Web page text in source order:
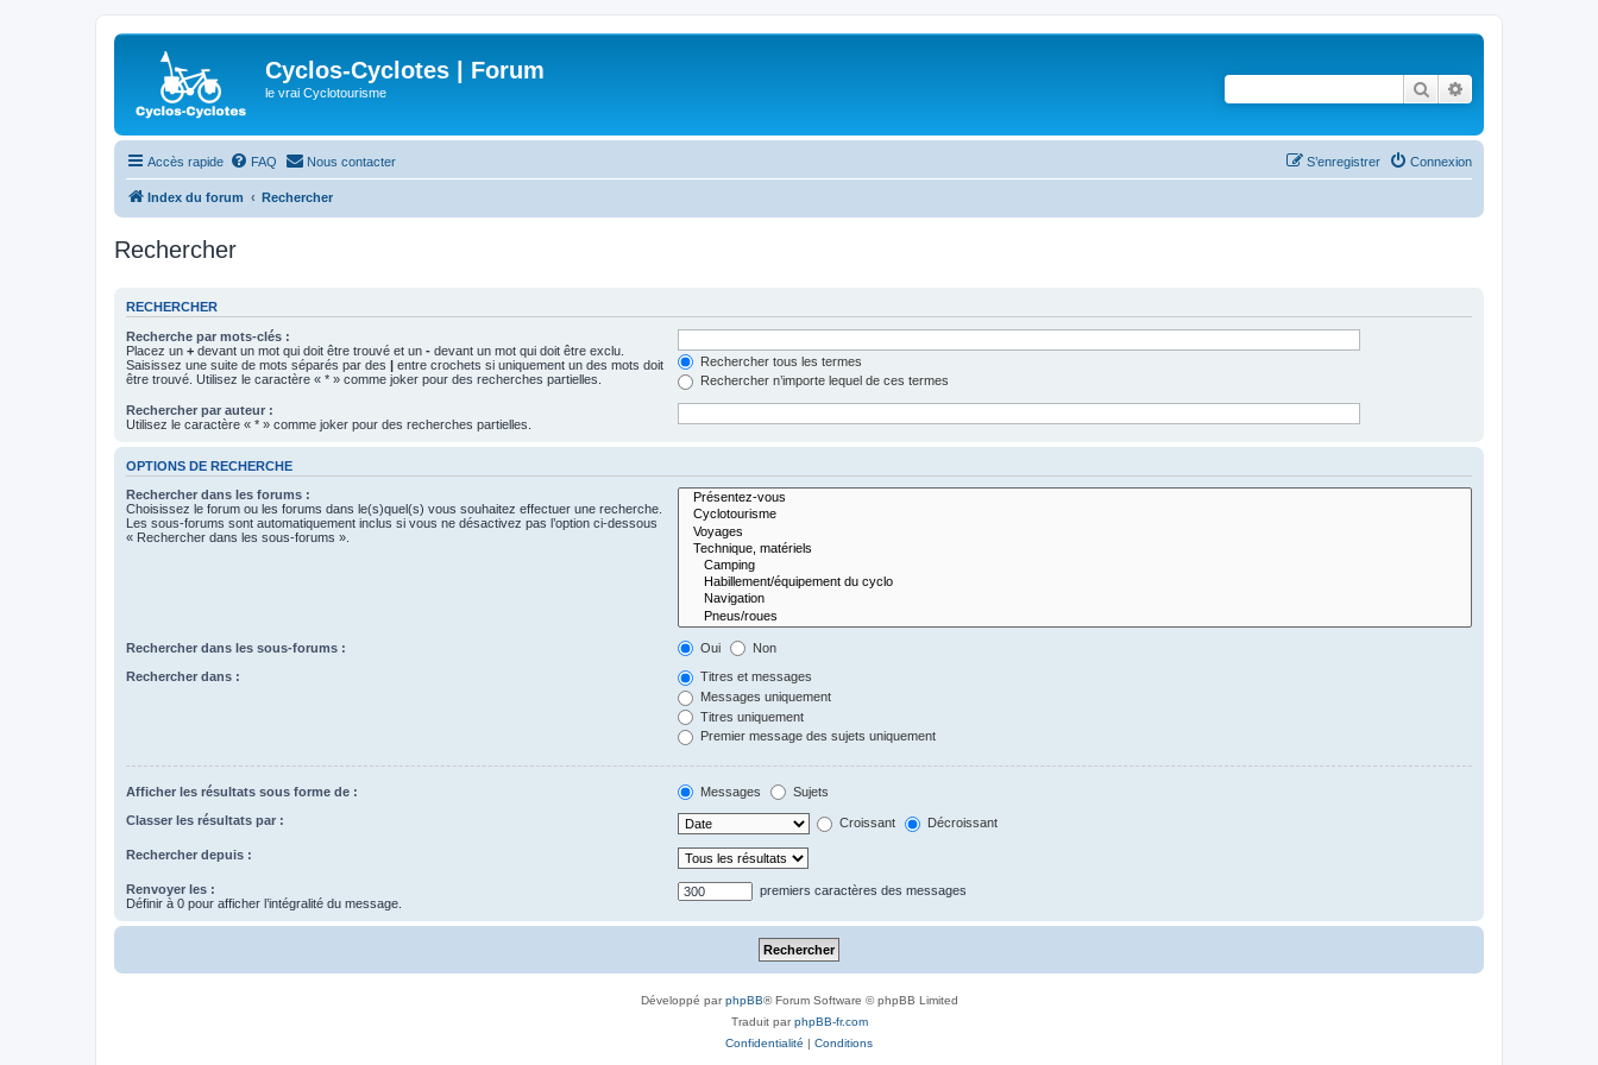
Cyclos-Cyclotes | Forum
le vrai Cyclotourisme Rechercher
Accès rapide FAQ Nous contacter Connexion
S’enregistrer
Index du forum Rechercher
Rechercher
RECHERCHER
Recherche par mots-clés :
Placez un + devant un mot qui doit être trouvé et un - devant un mot qui doit être exclu.
Saisissez une suite de mots séparés par des | entre crochets si uniquement un des mots doit
être trouvé. Utilisez le caractère « * » comme joker pour des recherches partielles.
Rechercher tous les termes
Rechercher n’importe lequel de ces termes
Rechercher par auteur :
Utilisez le caractère « * » comme joker pour des recherches partielles.
OPTIONS DE RECHERCHE
Rechercher dans les forums :
Choisissez le forum ou les forums dans le(s)quel(s) vous souhaitez effectuer une recherche.
Les sous-forums sont automatiquement inclus si vous ne désactivez pas l’option ci-dessous
« Rechercher dans les sous-forums ».
Rechercher dans les sous-forums : Oui Non
Rechercher dans :
Titres et messages
Messages uniquement
Titres uniquement
Premier message des sujets uniquement
Afficher les résultats sous forme de : Messages Sujets
Classer les résultats par : Croissant Décroissant
Rechercher depuis :
Renvoyer les :
Définir à 0 pour afficher l’intégralité du message.
premiers caractères des messages
Développé parphpBB® Forum Software © phpBB Limited
Traduit parphpBB-fr.com
Confidentialité
Conditions